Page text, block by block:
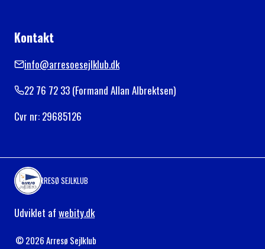
Kontakt
info@arresoesejlklub.dk
22 76 72 33 (Formand Allan Albrektsen)
Cvr nr: 29685126
ARRESØ SEJLKLUB
Udviklet af webity.dk
© 2026 Arresø Sejlklub